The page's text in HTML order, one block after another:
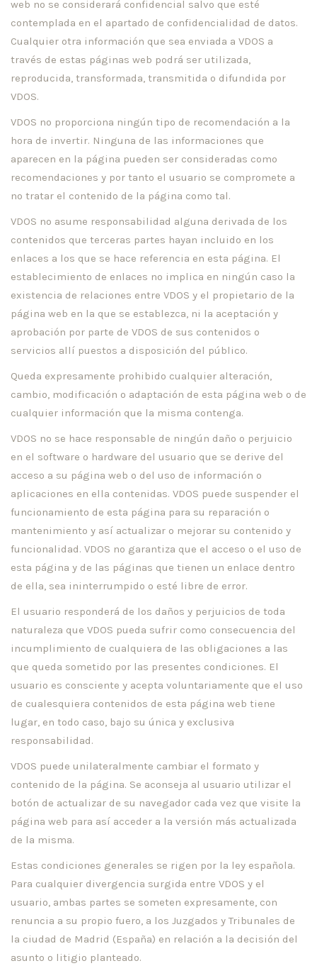
web no se considerará confidencial salvo que esté
contemplada en el apartado de confidencialidad de datos.
Cualquier otra información que sea enviada a VDOS a
través de estas páginas web podrá ser utilizada,
reproducida, transformada, transmitida o difundida por
VDOS.
VDOS no proporciona ningún tipo de recomendación a la
hora de invertir. Ninguna de las informaciones que
aparecen en la página pueden ser consideradas como
recomendaciones y por tanto el usuario se compromete a
no tratar el contenido de la página como tal.
VDOS no asume responsabilidad alguna derivada de los
contenidos que terceras partes hayan incluido en los
enlaces a los que se hace referencia en esta página. El
establecimiento de enlaces no implica en ningún caso la
existencia de relaciones entre VDOS y el propietario de la
página web en la que se establezca, ni la aceptación y
aprobación por parte de VDOS de sus contenidos o
servicios allí puestos a disposición del público.
Queda expresamente prohibido cualquier alteración,
cambio, modificación o adaptación de esta página web o de
cualquier información que la misma contenga.
VDOS no se hace responsable de ningún daño o perjuicio
en el software o hardware del usuario que se derive del
acceso a su página web o del uso de información o
aplicaciones en ella contenidas. VDOS puede suspender el
funcionamiento de esta página para su reparación o
mantenimiento y así actualizar o mejorar su contenido y
funcionalidad. VDOS no garantiza que el acceso o el uso de
esta página y de las páginas que tienen un enlace dentro
de ella, sea ininterrumpido o esté libre de error.
El usuario responderá de los daños y perjuicios de toda
naturaleza que VDOS pueda sufrir como consecuencia del
incumplimiento de cualquiera de las obligaciones a las
que queda sometido por las presentes condiciones. El
usuario es consciente y acepta voluntariamente que el uso
de cualesquiera contenidos de esta página web tiene
lugar, en todo caso, bajo su única y exclusiva
responsabilidad.
VDOS puede unilateralmente cambiar el formato y
contenido de la página. Se aconseja al usuario utilizar el
botón de actualizar de su navegador cada vez que visite la
página web para así acceder a la versión más actualizada
de la misma.
Estas condiciones generales se rigen por la ley española.
Para cualquier divergencia surgida entre VDOS y el
usuario, ambas partes se someten expresamente, con
renuncia a su propio fuero, a los Juzgados y Tribunales de
la ciudad de Madrid (España) en relación a la decisión del
asunto o litigio planteado.